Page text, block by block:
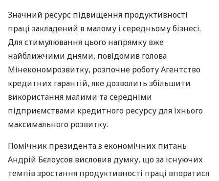
Значний ресурс підвищення продуктивності
праці закладений в малому і середньому бізнесі.
Для стимулювання цього напрямку вже
найближчими днями, повідомив голова
Мінекономрозвитку, розпочне роботу Агентство
кредитних гарантій, яке дозволить збільшити
використання малими та середніми
підприємствами кредитного ресурсу для їхнього
максимального розвитку.
Помічник президента з економічних питань
Андрій Бєлоусов висловив думку, що за існуючих
темпів зростання продуктивності праці впоратися